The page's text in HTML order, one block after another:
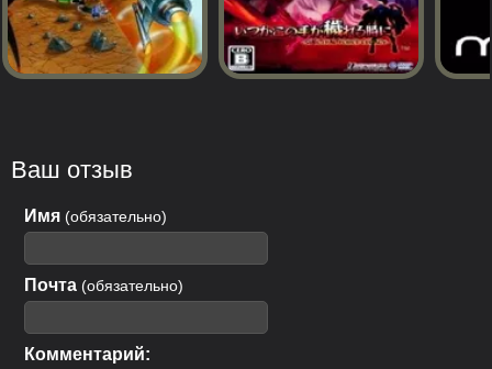
Ваш отзыв
Имя (обязательно)
Почта (обязательно)
Комментарий: